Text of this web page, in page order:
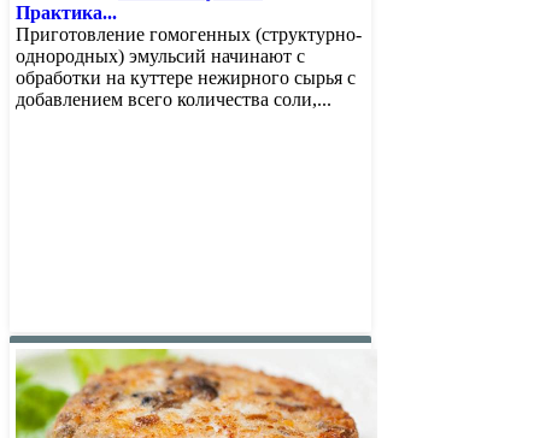
Практика...
Приготовление гомогенных (структурно-
однородных) эмульсий начинают с
обработки на куттере нежирного сырья с
добавлением всего количества соли,...